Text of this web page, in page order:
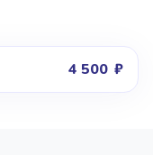
4 500